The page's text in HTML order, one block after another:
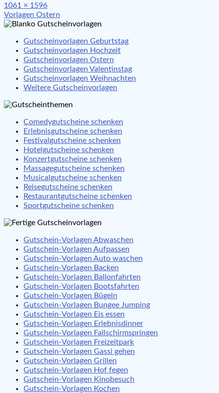
Full
size
1061 × 1596
Beitragsnavigation
Vorlagen Ostern
Gutscheinvorlagen Geburtstag
Gutscheinvorlagen Hochzeit
Gutscheinvorlagen Ostern
Gutscheinvorlagen Valentinstag
Gutscheinvorlagen Weihnachten
Weitere Gutscheinvorlagen
Comedygutscheine schenken
Erlebnisgutscheine schenken
Festivalgutscheine schenken
Hotelgutscheine schenken
Konzertgutscheine schenken
Massagegutscheine schenken
Musicalgutscheine schenken
Reisegutscheine schenken
Restaurantgutscheine schenken
Sportgutscheine schenken
Gutschein-Vorlagen Abwaschen
Gutschein-Vorlagen Aufpassen
Gutschein-Vorlagen Auto waschen
Gutschein-Vorlagen Backen
Gutschein-Vorlagen Ballonfahrten
Gutschein-Vorlagen Bootsfahrten
Gutschein-Vorlagen Bügeln
Gutschein-Vorlagen Bungee Jumping
Gutschein-Vorlagen Eis essen
Gutschein-Vorlagen Erlebnisdinner
Gutschein-Vorlagen Fallschirmspringen
Gutschein-Vorlagen Freizeitpark
Gutschein-Vorlagen Gassi gehen
Gutschein-Vorlagen Grillen
Gutschein-Vorlagen Hof fegen
Gutschein-Vorlagen Kinobesuch
Gutschein-Vorlagen Kochen